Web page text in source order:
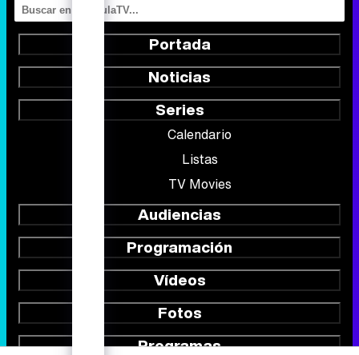
Portada
Noticias
Series
Calendario
Listas
TV Movies
Audiencias
Programación
Vídeos
Fotos
Programas